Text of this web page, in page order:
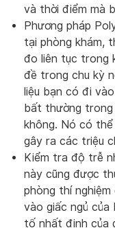
và thời điểm mà
Phương pháp
tại phòng khám,
đo liên tục trong
đề trong chu kỳ
liệu bạn có đi
bất thường trong
không. Nó có
gây ra các triệu
Kiểm tra độ trễ
này cũng được
phòng thí
vào giấc ngủ của
tố nhất định của